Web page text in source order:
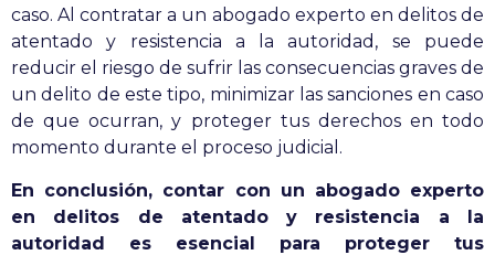
caso. Al contratar a un abogado experto en delitos de
atentado y resistencia a la autoridad, se puede
reducir el riesgo de sufrir las consecuencias graves de
un delito de este tipo, minimizar las sanciones en caso
de que ocurran, y proteger tus derechos en todo
momento durante el proceso judicial.
En conclusión, contar con un abogado experto
en delitos de atentado y resistencia a la
autoridad es esencial para proteger tus